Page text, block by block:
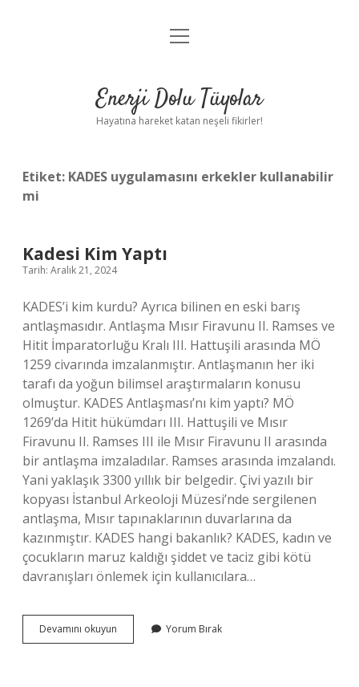
Anasayfa
Yasal Uyarı
menüyü
Enerji Dolu Tüyolar
Hayatına hareket katan neşeli fikirler!
Etiket: KADES uygulamasını erkekler kullanabilir
mi
Kadesi Kim Yaptı
Tarih: Aralık 21, 2024
KADES’i kim kurdu? Ayrıca bilinen en eski barış
antlaşmasıdır. Antlaşma Mısır Firavunu II. Ramses ve
Hitit İmparatorluğu Kralı III. Hattuşili arasında MÖ
1259 civarında imzalanmıştır. Antlaşmanın her iki
tarafı da yoğun bilimsel araştırmaların konusu
olmuştur. KADES Antlaşması’nı kim yaptı? MÖ
1269’da Hitit hükümdarı III. Hattuşili ve Mısır
Firavunu II. Ramses III ile Mısır Firavunu II arasında
bir antlaşma imzaladılar. Ramses arasında imzalandı.
Yani yaklaşık 3300 yıllık bir belgedir. Çivi yazılı bir
kopyası İstanbul Arkeoloji Müzesi’nde sergilenen
antlaşma, Mısır tapınaklarının duvarlarına da
kazınmıştır. KADES hangi bakanlık? KADES, kadın ve
çocukların maruz kaldığı şiddet ve taciz gibi kötü
davranışları önlemek için kullanıcılara…
Devamını okuyun
Kim
Yorum Bırak